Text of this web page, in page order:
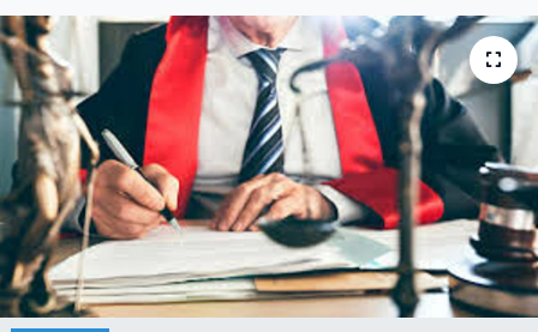
Araştırma-Rapor